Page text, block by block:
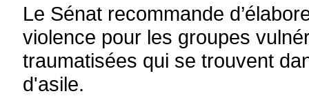
Le Sénat recommande
violence pour les groupes
traumatisées qui se trouvent
d'asile.